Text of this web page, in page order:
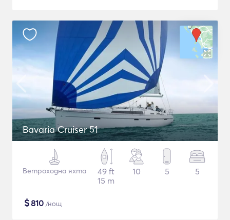
Bavaria Cruiser 51
Ветроходна яхта
49 ft
15 m
10 5 5
$810 /нощ